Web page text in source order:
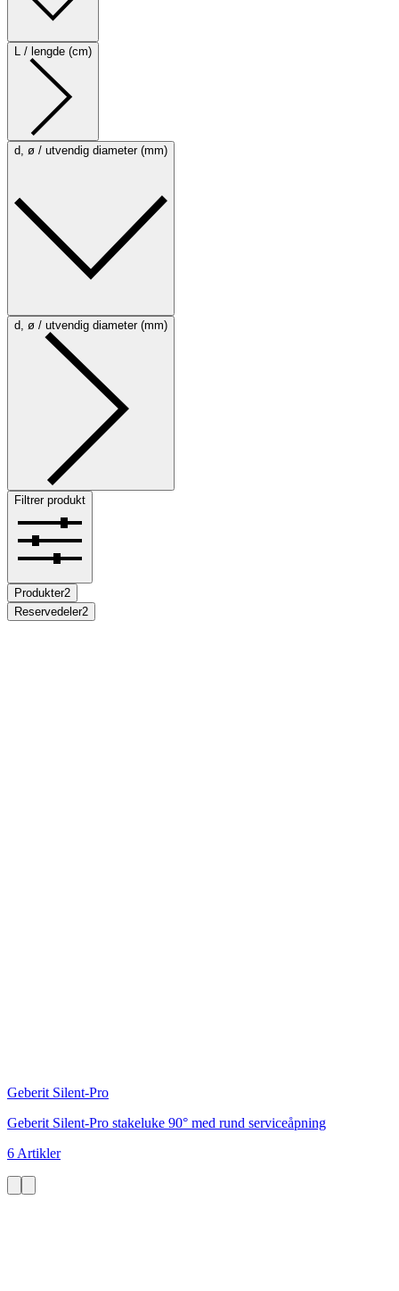
L / lengde (cm)
d, ø / utvendig diameter (mm)
d, ø / utvendig diameter (mm)
Filtrer produkt
Produkter2
Reservedeler2
Geberit Silent-Pro
Geberit Silent-Pro stakeluke 90° med rund serviceåpning
6 Artikler